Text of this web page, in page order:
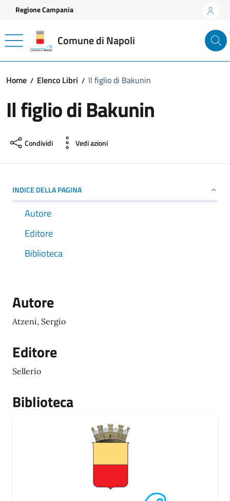
Vai ai contenuti
Vai al footer
Regione Campania
Comune di Napoli
Home Elenco Libri Il figlio di Bakunin
Il figlio di Bakunin
Condividi Vedi azioni
INDICE DELLA PAGINA
Autore
Editore
Biblioteca
Autore
Atzeni, Sergio
Editore
Sellerio
Biblioteca